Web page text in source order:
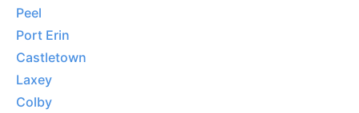
Peel
Port Erin
Castletown
Laxey
Colby